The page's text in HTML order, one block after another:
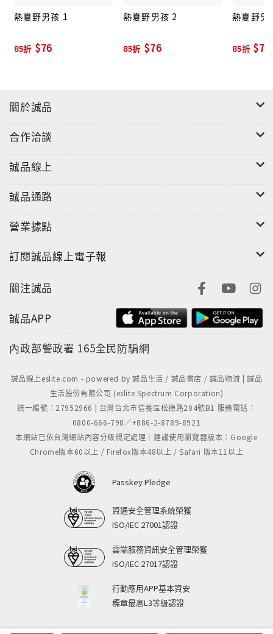
熱夏野男孩 1
85折 $76
熱夏野男孩 2
85折 $76
熱夏野男
85折 $76
關於誠品
合作洽談
誠品線上
誠品通路
營業據點
訂閱誠品線上電子報
關注誠品
誠品APP
內政部警政署 165全民防騙網
誠品線上eslite.com - powered by 誠品生活 / 誠品書店 / 誠品物流 | 誠品
生活股份有限公司 (eslite Spectrum Corporation)
統一編號：27952966 | 台灣台北市信義區松德路204號B1 服務電話：
0800-666-798／+886-2-8789-8921
本網站已依台灣網站內容分級規定處理｜建議使用瀏覽器版本：Google
Chrome版本60以上 / Firefox版本48以上 / Safari 版本11以上
Passkey Pledge
資通安全管理系統榮獲
ISO/IEC 27001認證
雲端服務資訊安全管理榮獲
ISO/IEC 27017認證
行動應用APP基本資安
標章最高L3等級認證